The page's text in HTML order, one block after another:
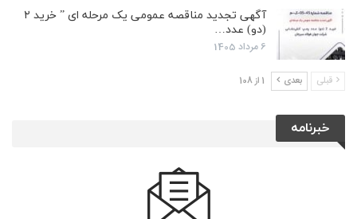
آگهی تجدید مناقصه عمومی یک مرحله ای ” خرید ۲
(دو) عدد…
6 مرداد 1405
قبلی بعدی 1 از 108
خبرنامه